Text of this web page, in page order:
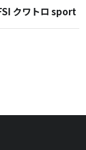
クワトロ sport